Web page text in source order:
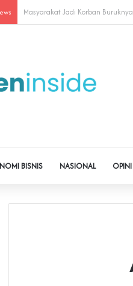
Cegah Buruh Terjerat Judol dan
BISNIS NASIONAL OPINI